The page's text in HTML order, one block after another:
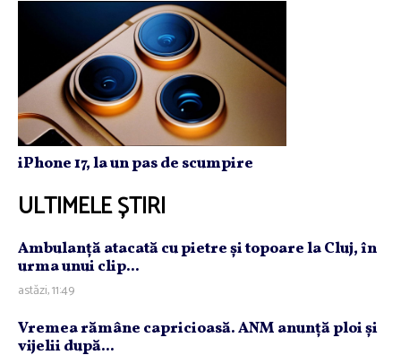
iPhone 17, la un pas de scumpire
ULTIMELE ȘTIRI
Ambulanţă atacată cu pietre şi topoare la Cluj, în
urma unui clip...
astăzi, 11:49
Vremea rămâne capricioasă. ANM anunţă ploi şi
vijelii după...